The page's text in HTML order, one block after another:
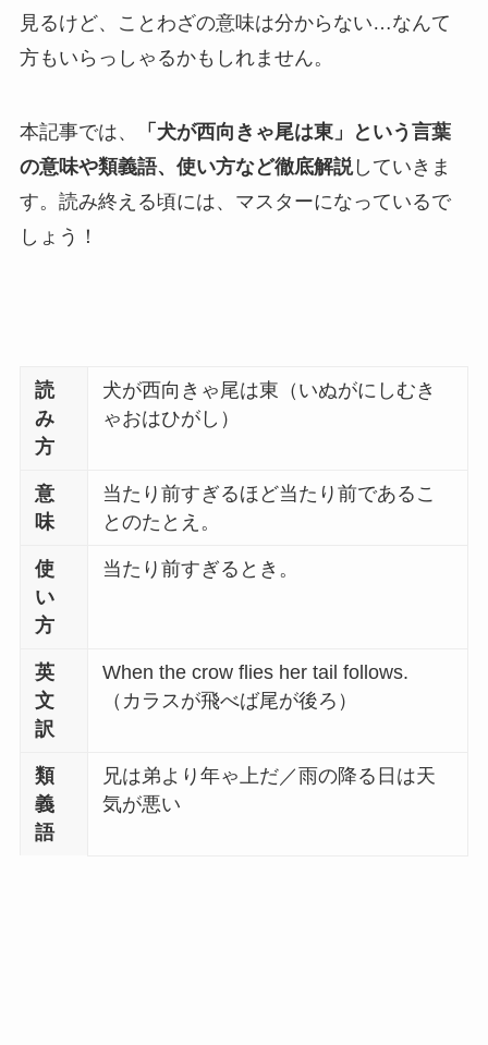
見るけど、ことわざの意味は分からない…なんて
方もいらっしゃるかもしれません。
本記事では、
「犬が西向きゃ尾は東」という言葉
の意味や類義語、使い方など徹底解説していきま
す。読み終える頃には、マスターになっているで
しょう！
読
み
方
犬が西向きゃ尾は東（いぬがにしむき
ゃおはひがし）
意
味
当たり前すぎるほど当たり前であるこ
とのたとえ。
使
い
方
当たり前すぎるとき。
英
文
訳
When the crow flies her tail follows.
（カラスが飛べば尾が後ろ）
類
義
語
兄は弟より年ゃ上だ／雨の降る日は天
気が悪い